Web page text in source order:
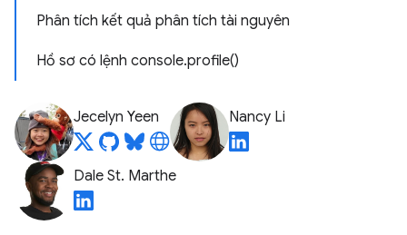
Phân tích kết quả phân tích tài nguyên
Hồ sơ có lệnh console.profile()
Jecelyn Yeen Nancy Li
Dale St. Marthe